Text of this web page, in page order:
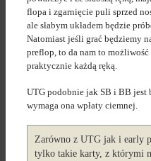
flopa i zgarnięcie puli sprzed
ale słabym układem będzie
Natomiast jeśli grać będziemy
preflop, to da nam to
praktycznie każdą ręką.
UTG podobnie jak SB i BB jest
wymaga ona wpłaty ciemnej.
Zarówno z UTG jak i early
tylko takie karty, z którymi